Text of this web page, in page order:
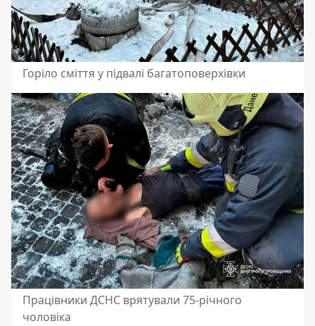
Горіло сміття у підвалі багатоповерхівки
Працівники ДСНС врятували 75-річного
чоловіка